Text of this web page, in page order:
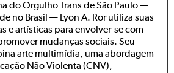
do Orgulho Trans de São Paulo —
no Brasil — Lyon A. Ror utiliza suas
e artísticas para envolver-se com
mudanças sociais. Seu
arte multimídia, uma abordagem
Não Violenta (CNV),